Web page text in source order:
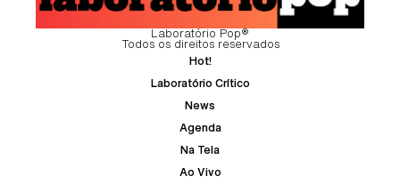
Laboratório Pop®
Todos os direitos reservados
Hot!
Laboratório Crítico
News
Agenda
Na Tela
Ao Vivo